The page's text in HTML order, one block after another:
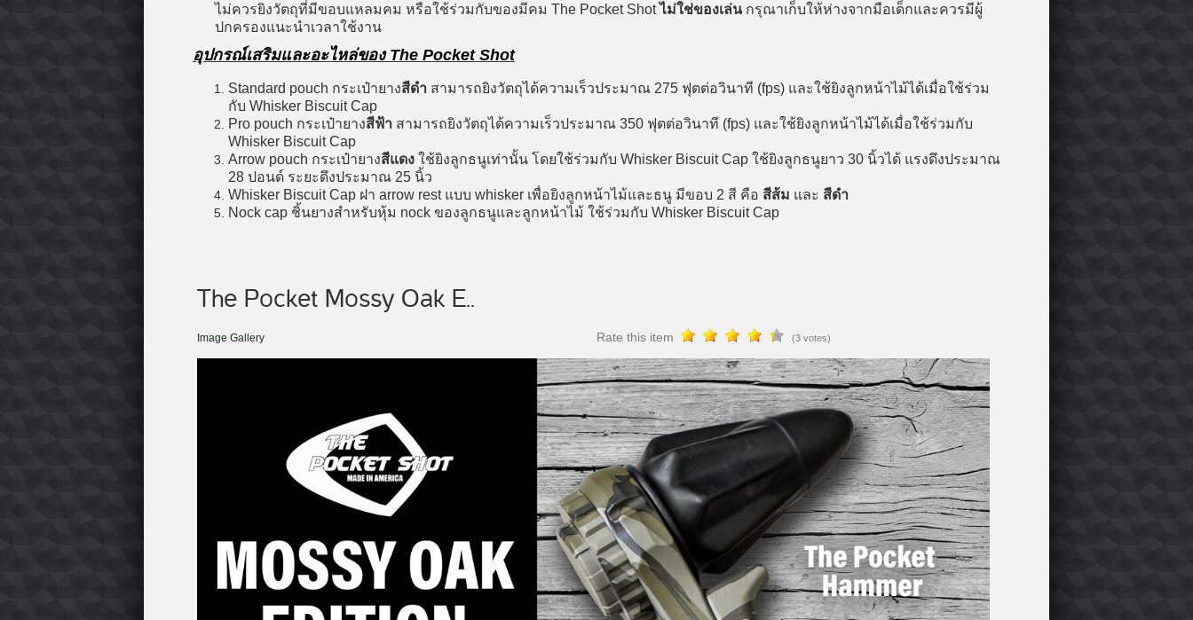
ไม่ควรยิงวัตถุที่มีขอบแหลมคม หรือใช้ร่วมกับของมีคม The Pocket Shotไม่ใช่ของเล่น กรุณาเก็บให้ห่างจากมือเด็กและควรมีผู้
ปกครองแนะนำเวลาใช้งาน
อุปกรณ์เสริมและอะไหล่ของ The Pocket Shot
Standard pouch กระเป๋ายางสีดำ สามารถยิงวัตถุได้ความเร็วประมาณ 275 ฟุตต่อวินาที (fps) และใช้ยิงลูกหน้าไม้ได้เมื่อใช้ร่วม
กับ Whisker Biscuit Cap
Pro pouch กระเป๋ายางสีฟ้า สามารถยิงวัตถุได้ความเร็วประมาณ 350 ฟุตต่อวินาที (fps) และใช้ยิงลูกหน้าไม้ได้เมื่อใช้ร่วมกับ
Whisker Biscuit Cap
Arrow pouch กระเป๋ายางสีแดง ใช้ยิงลูกธนูเท่านั้น โดยใช้ร่วมกับ Whisker Biscuit Cap ใช้ยิงลูกธนูยาว 30 นิ้วได้ แรงดึงประมาณ
28 ปอนด์ ระยะดึงประมาณ 25 นิ้ว
Whisker Biscuit Cap ฝา arrow rest แบบ whisker เพื่อยิงลูกหน้าไม้และธนู มีขอบ 2 สี คือ สีส้ม และ สีดำ
Nock cap ชิ้นยางสำหรับหุ้ม nock ของลูกธนูและลูกหน้าไม้ ใช้ร่วมกับ Whisker Biscuit Cap
The Pocket Mossy Oak E..
Image Gallery Rate this item (3 votes)